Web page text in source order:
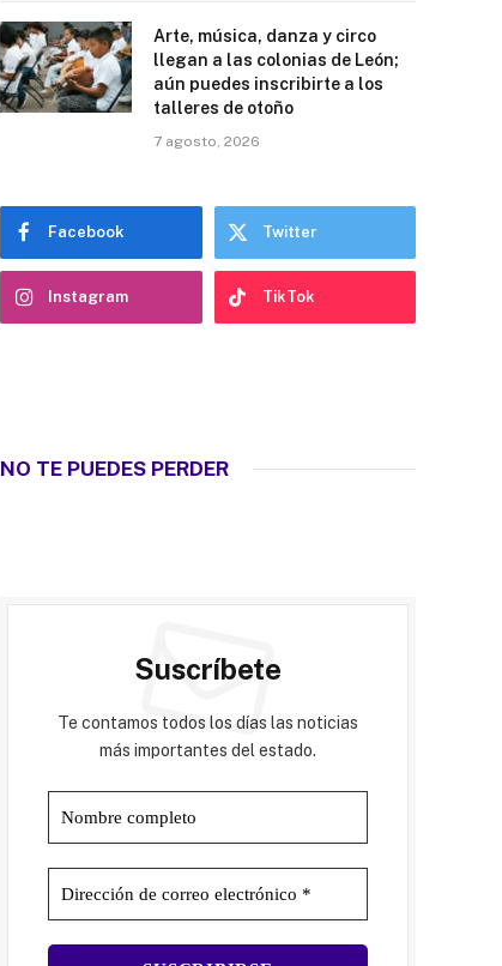
Arte, música, danza y circo
llegan a las colonias de León;
aún puedes inscribirte a los
talleres de otoño
7 agosto, 2026
Facebook Twitter
Instagram TikTok
NO TE PUEDES PERDER
Suscríbete
Te contamos todos los días las noticias
más importantes del estado.